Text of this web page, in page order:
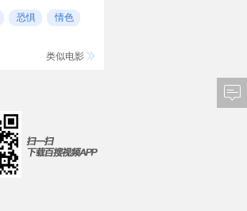
房映华
恐惧 情色
类似电影